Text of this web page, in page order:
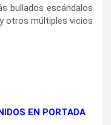
bullados escándalos
otros múltiples vicios
EN PORTADA